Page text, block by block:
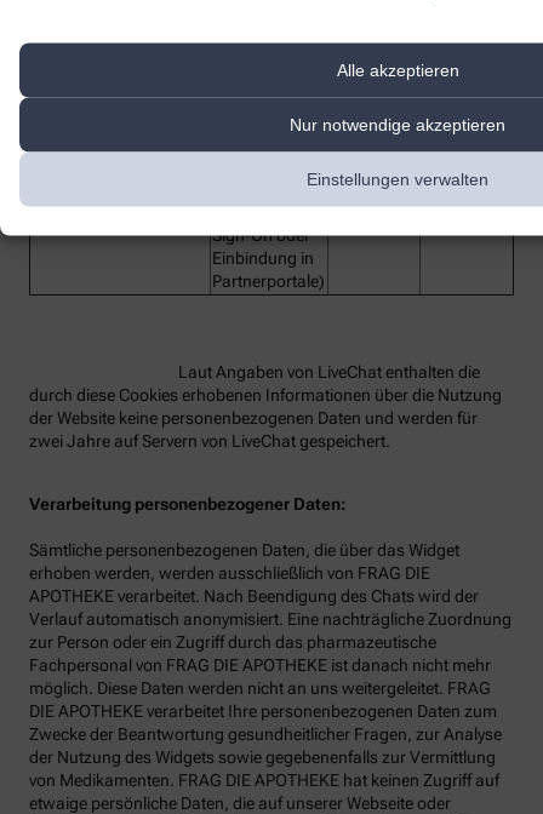
Alle akzeptieren
Nur notwendige akzeptieren
Einstellungen verwalten
Secure Token
Hilfs-Cookie,
(z.B. bei Single
Sign-On oder
Einbindung in
Partnerportale)
LiveChat 2 Jahre
Laut Angaben von LiveChat enthalten die
durch diese Cookies erhobenen Informationen über die Nutzung
der Website keine personenbezogenen Daten und werden für
zwei Jahre auf Servern von LiveChat gespeichert.
Verarbeitung personenbezogener Daten:
Sämtliche personenbezogenen Daten, die über das Widget
erhoben werden, werden ausschließlich von FRAG DIE
APOTHEKE verarbeitet. Nach Beendigung des Chats wird der
Verlauf automatisch anonymisiert. Eine nachträgliche Zuordnung
zur Person oder ein Zugriff durch das pharmazeutische
Fachpersonal von FRAG DIE APOTHEKE ist danach nicht mehr
möglich. Diese Daten werden nicht an uns weitergeleitet. FRAG
DIE APOTHEKE verarbeitet Ihre personenbezogenen Daten zum
Zwecke der Beantwortung gesundheitlicher Fragen, zur Analyse
der Nutzung des Widgets sowie gegebenenfalls zur Vermittlung
von Medikamenten. FRAG DIE APOTHEKE hat keinen Zugriff auf
etwaige persönliche Daten, die auf unserer Webseite oder